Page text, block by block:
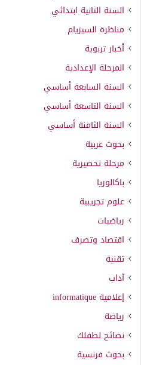
السنة الثانية ابتدائي
مناظرة السيزيام
أخبار تربوية
المرحلة الإعدادية
السنة السابعة أساسي
السنة التاسعة أساسي
السنة الثامنة أساسي
بحوث عربية
مرحلة تحضيرية
باكالوريا
علوم تجريبية
رياضيات
اقتصاد وتصرف
تقنية
آداب
إعلامية informatique
رياضة
نصائح لطفلك
بحوث فرنسية